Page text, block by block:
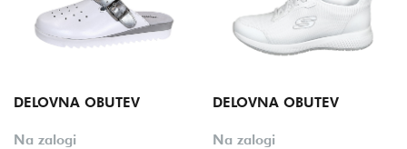
DELOVNA OBUTEV
Na zalogi
DELOVNA OBUTEV
Na zalogi